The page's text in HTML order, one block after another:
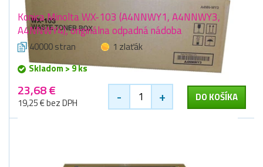
Konica Minolta WX-103 (A4NNWY1, A4NNWY3,
A4NNWY4), originálna odpadná nádoba
40000 stran
1 zlaťák
Skladom > 9 ks
23,68 €
19,25 € bez DPH - + DO KOŠÍKA